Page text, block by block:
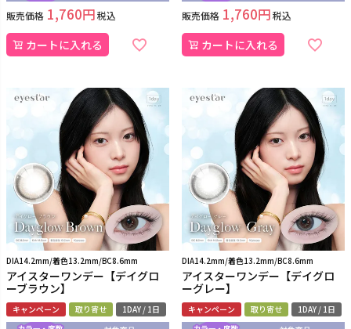
販売価格 1,760 税込
カートに入れる
販売価格 1,760 税込
カートに入れる
DIA14.2mm/着色13.2mm/BC8.6mm
アイスターワンデー【デイグロ
ーブラウン】
キャンペーン 取り寄せ 1DAY / 1日
DIA14.2mm/着色13.2mm/BC8.6mm
アイスターワンデー【デイグロ
ーグレー】
キャンペーン 取り寄せ 1DAY / 1日